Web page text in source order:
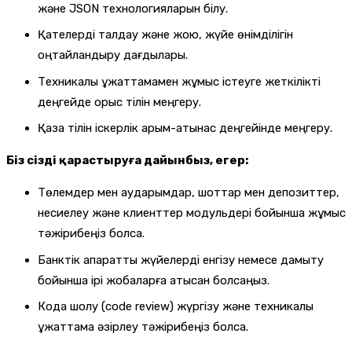
және JSON технологияларын білу.
Қателерді талдау және жою, жүйе өнімділігін
оңтайландыру дағдылары.
Техникалық құжаттамамен жұмыс істеуге жеткілікті
деңгейде орыс тілін меңгеру.
Қазақ тілін іскерлік қарым-қатынас деңгейінде меңгеру.
Біз сізді қарастыруға дайынбыз, егер:
Төлемдер мен аударымдар, шоттар мен депозиттер,
несиелеу және клиенттер модульдері бойынша жұмыс
тәжірибеңіз болса.
Банктік ақпараттық жүйелерді енгізу немесе дамыту
бойынша ірі жобаларға қатысқан болсаңыз.
Кодқа шолу (code review) жүргізу және техникалық
құжаттама әзірлеу тәжірибеңіз болса.